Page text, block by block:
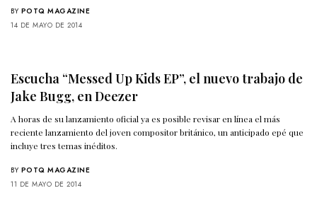
BY POTQ MAGAZINE
14 DE MAYO DE 2014
Escucha “Messed Up Kids EP”, el nuevo trabajo de
Jake Bugg, en Deezer
A horas de su lanzamiento oficial ya es posible revisar en línea el más
reciente lanzamiento del joven compositor británico, un anticipado epé que
incluye tres temas inéditos.
BY POTQ MAGAZINE
11 DE MAYO DE 2014